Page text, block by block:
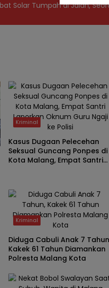
Solar Tumpah di Jalan,
Kriminal
Kasus Dugaan Pelecehan
Seksual Guncang Ponpes di
Kota Malang, Empat Santri
Kriminal
Diduga Cabuli Anak 7
Kakek 61 Tahun Diamankan
Polresta Malang Kota